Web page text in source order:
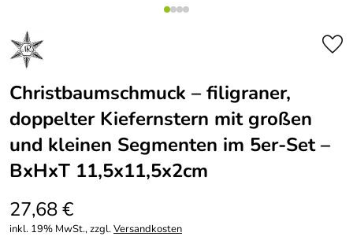
Christbaumschmuck – filigraner,
doppelter Kiefernstern mit großen
und kleinen Segmenten im 5er-Set –
BxHxT 11,5x11,5x2cm
27,68 €
inkl. 19% MwSt., zzgl.Versandkosten